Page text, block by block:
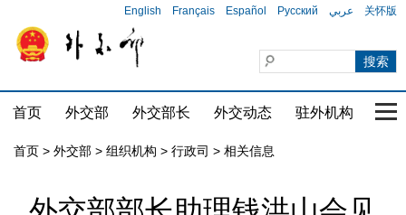
English Français Español Русский عربي 关怀版
首页 外交部 外交部长 外交动态 驻外机构 国
首页 > 外交部 > 组织机构 > 行政司 > 相关信息